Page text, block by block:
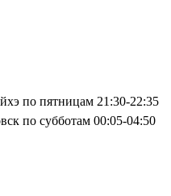
по пятницам 21:30-22:35
по субботам 00:05-04:50